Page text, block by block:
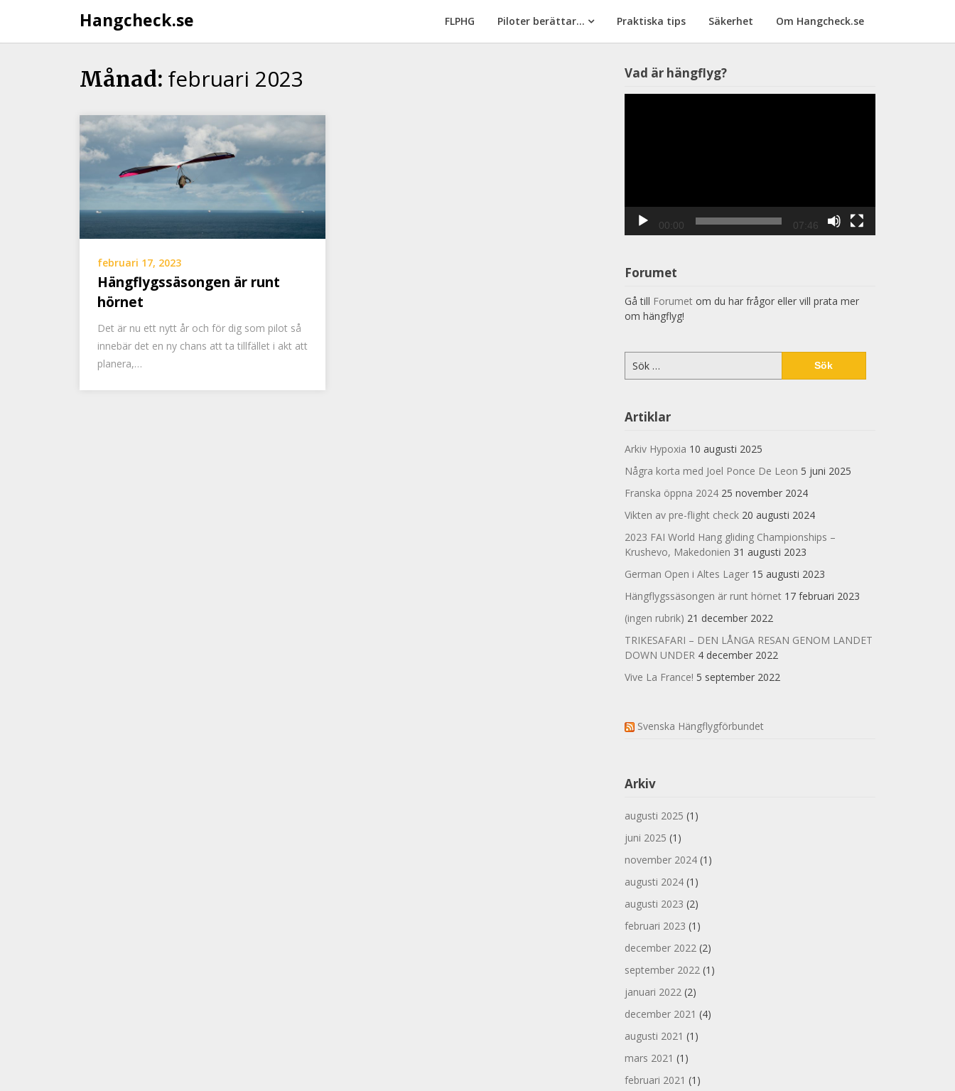
Hangcheck.se FLPHG Piloter berättar… Praktiska tips Säkerhet Om Hangcheck.se
Månad: februari 2023
februari 17, 2023
Hängflygssäsongen är runt
hörnet
Det är nu ett nytt år och för dig som pilot så
innebär det en ny chans att ta tillfället i akt att
planera,…
Vad är hängflyg?
00:00 07:46
Forumet
Gå till Forumetom du har frågor eller vill prata mer
om hängflyg!
efter:
Artiklar
Arkiv Hypoxia 10 augusti 2025
Några korta med Joel Ponce De Leon 5 juni 2025
Franska öppna 2024 25 november 2024
Vikten av pre-flight check 20 augusti 2024
2023 FAI World Hang gliding Championships –
Krushevo, Makedonien 31 augusti 2023
German Open i Altes Lager 15 augusti 2023
Hängflygssäsongen är runt hörnet 17 februari 2023
(ingen rubrik) 21 december 2022
TRIKESAFARI – DEN LÅNGA RESAN GENOM LANDET
DOWN UNDER 4 december 2022
Vive La France! 5 september 2022
Svenska Hängflygförbundet
Arkiv
augusti 2025 (1)
juni 2025 (1)
november 2024(1)
augusti 2024(1)
augusti 2023 (2)
februari 2023 (1)
december 2022(2)
september 2022(1)
januari 2022(2)
december 2021 (4)
augusti 2021 (1)
mars 2021 (1)
februari 2021 (1)